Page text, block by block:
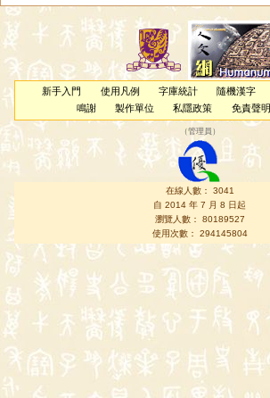
新手入門 使用凡例 字庫統計 隨機漢字
鳴謝
製作單位 私隱政策 免責聲明
（管理員 ）
在線人數： 3041
自 2014 年 7 月 8 日起
瀏覽人數： 80189527
使用次數： 294145804